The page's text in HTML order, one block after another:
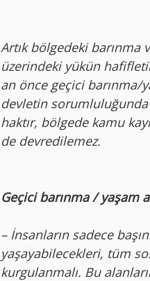
Artık bölgedeki barınma
üzerindeki yükün
an önce geçici barınma/
devletin sorumluluğunda
haktır, bölgede kamu
de devredilemez.
Geçici barınma / yaşam
– İnsanların sadece
yaşayabilecekleri, tüm
kurgulanmalı. Bu